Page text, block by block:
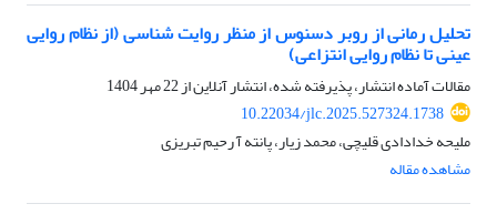
تحلیل رمانی از روبر دسنوس از منظر روایت شناسی (از نظام روایی
عینی تا نظام روایی انتزاعی)
مقالات آماده انتشار، پذیرفته شده، انتشار آنلاین از22 مهر 1404
10.22034/jlc.2025.527324.1738
ملیحه خدادادی قلیچی، محمد زیار، پانته آ رحیم تبریزى
مشاهده مقاله